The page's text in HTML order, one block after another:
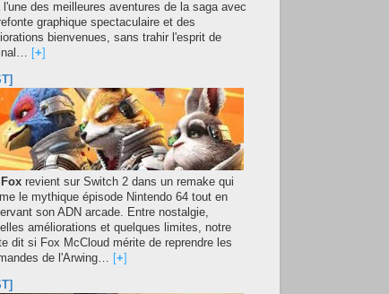
l'une des meilleures aventures de la saga avec
graphique spectaculaire et des
bienvenues, sans trahir l'esprit de
+
revient sur Switch 2 dans un remake qui
le mythique épisode Nintendo 64 tout en
son ADN arcade. Entre nostalgie,
améliorations et quelques limites, notre
dit si Fox McCloud mérite de reprendre les
de l'Arwing…
+